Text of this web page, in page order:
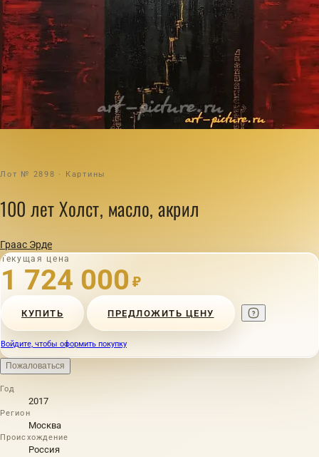
Лот № 2898 · Картины
100 лет Холст, масло, акрил
Граас Эрде
Текущая цена
1 724 000 ₽
КУПИТЬ ПРЕДЛОЖИТЬ ЦЕНУ
Войдите, чтобы оформить покупку
Пожаловаться
Год
2017
Регион
Москва
Происхождение
Россия